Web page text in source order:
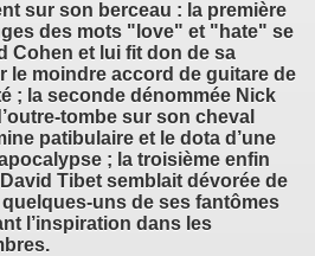
sur son berceau : la première
des mots "love" et "hate" se
Cohen et lui fit don de sa
le moindre accord de guitare de
; la seconde dénommée Nick
tombe sur son cheval
patibulaire et le dota d’une
; la troisième enfin
David Tibet semblait dévorée de
uns de ses fantômes
l’inspiration dans les